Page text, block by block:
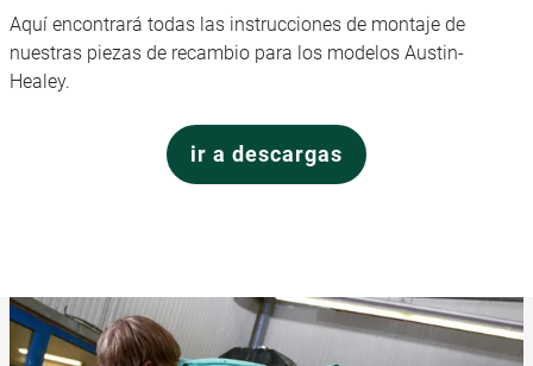
Aquí encontrará todas las instrucciones de montaje de
nuestras piezas de recambio para los modelos Austin-
Healey.
ir a descargas